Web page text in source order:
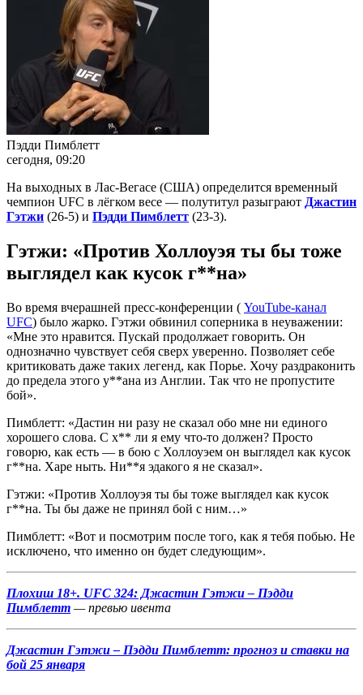
Пэдди Пимблетт
сегодня, 09:20
На выходных в Лас-Вегасе (США) определится временный
чемпион UFC в лёгком весе — полутитул разыграют Джастин
Гэтжи (26-5) и Пэдди Пимблетт (23-3).
Гэтжи: «Против Холлоуэя ты бы тоже
выглядел как кусок г**на»
Во время вчерашней пресс-конференции ( YouTube-канал
UFC) было жарко. Гэтжи обвинил соперника в неуважении:
«Мне это нравится. Пускай продолжает говорить. Он
однозначно чувствует себя сверх уверенно. Позволяет себе
критиковать даже таких легенд, как Порье. Хочу раздраконить
до предела этого у**ана из Англии. Так что не пропустите
бой».
Пимблетт: «Дастин ни разу не сказал обо мне ни единого
хорошего слова. С х** ли я ему что-то должен? Просто
говорю, как есть — в бою с Холлоуэем он выглядел как кусок
г**на. Харе ныть. Ни**я эдакого я не сказал».
Гэтжи: «Против Холлоуэя ты бы тоже выглядел как кусок
г**на. Ты бы даже не принял бой с ним…»
Пимблетт: «Вот и посмотрим после того, как я тебя побью. Не
исключено, что именно он будет следующим».
Плохиш 18+. UFC 324: Джастин Гэтжи – Пэдди
Пимблетт — превью ивента
Джастин Гэтжи – Пэдди Пимблетт: прогноз и ставки на
бой 25 января